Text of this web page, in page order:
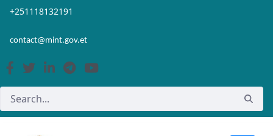
Skip to Main Content
Open Accessibility Menu
+251118132191
contact@mint.gov.et